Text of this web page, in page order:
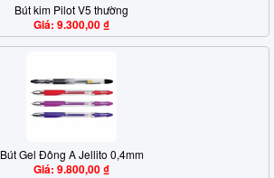
Bút kim Pilot V5 thường
Giá: 9.300,00 ₫
Bút Gel Đông A Jellito 0,4mm
Giá: 9.800,00 ₫